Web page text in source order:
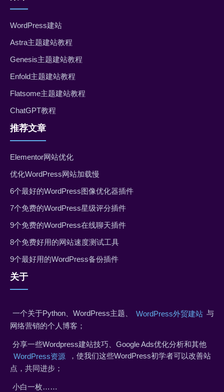
WordPress建站
Astra主题建站教程
Genesis主题建站教程
Enfold主题建站教程
Flatsome主题建站教程
ChatGPT教程
推荐文章
Elementor网站优化
优化WordPress网站加载慢
6个最好的WordPress图像优化器插件
7个免费的WordPress星级评分插件
9个免费的WordPress在线聊天插件
8个免费好用的网站速度测试工具
9个最好用的WordPress备份插件
关于
一个关于Python、WordPress主题、 WordPress外贸建站 与
网络营销的个人博客；
分享一些Wordpress建站技巧、Google Ads优化分析和其他
WordPress资源
，使我们这些WordPress初学者可以改善站
点，共同进步；
小白一枚……